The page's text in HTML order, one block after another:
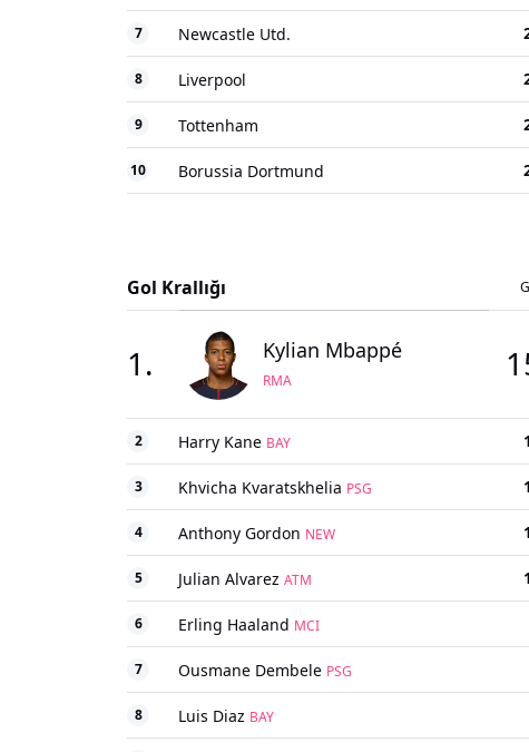
7 Newcastle Utd.
8 Liverpool
9 Tottenham
10 Borussia Dortmund
Gol Krallığı
1 . Kylian Mbappé
RMA
2 Harry Kane BAY
3 Khvicha Kvaratskhelia PSG
4 Anthony Gordon NEW
5 Julian Alvarez ATM
6 Erling Haaland MCI
7 Ousmane Dembele PSG
8 Luis Diaz BAY